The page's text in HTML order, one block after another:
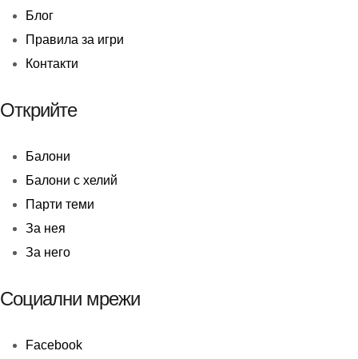
Блог
Правила за игри
Контакти
Открийте
Балони
Балони c хелий
Парти теми
За нея
За него
Социални мрежи
Facebook